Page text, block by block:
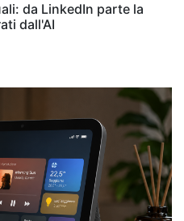
da LinkedIn parte la
dall'AI